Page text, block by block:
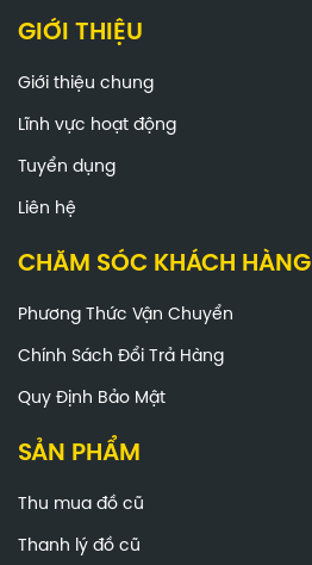
GIỚI THIỆU
Giới thiệu chung
Lĩnh vực hoạt động
Tuyển dụng
Liên hệ
CHĂM SÓC KHÁCH HÀNG
Phương Thức Vận Chuyển
Chính Sách Đổi Trả Hàng
Quy Định Bảo Mật
SẢN PHẨM
Thu mua đồ cũ
Thanh lý đồ cũ